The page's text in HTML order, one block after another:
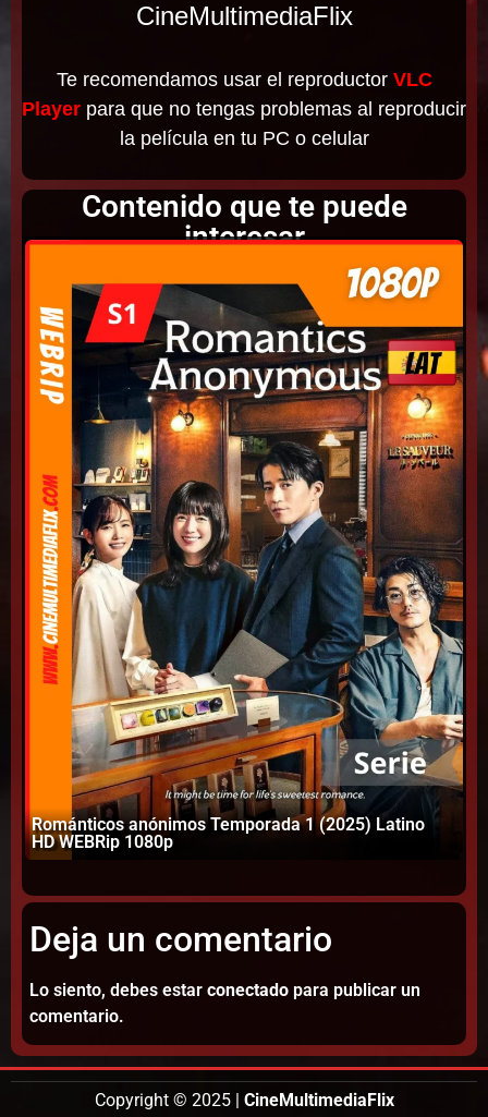
CineMultimediaFlix
Te recomendamos usar el reproductor VLC
Player para que no tengas problemas al reproducir
la película en tu PC o celular
Contenido que te puede
interesar
Románticos anónimos Temporada 1 (2025) Latino
HD WEBRip 1080p
Deja un comentario
Lo siento, debes estar conectado para publicar un
comentario.
Copyright © 2025 | CineMultimediaFlix